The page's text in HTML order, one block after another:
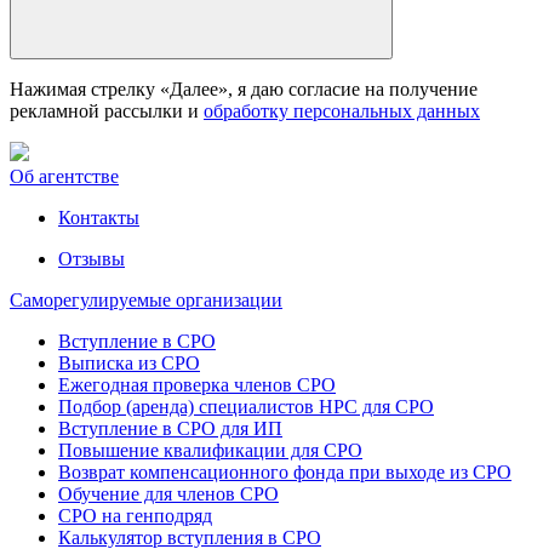
Нажимая стрелку «Далее», я даю согласие на получение
рекламной рассылки и обработку персональных данных
Об агентстве
Контакты
Отзывы
Саморегулируемые организации
Вступление в СРО
Выписка из СРО
Ежегодная проверка членов СРО
Подбор (аренда) специалистов НРС для СРО
Вступление в СРО для ИП
Повышение квалификации для СРО
Возврат компенсационного фонда при выходе из СРО
Обучение для членов СРО
СРО на генподряд
Калькулятор вступления в СРО